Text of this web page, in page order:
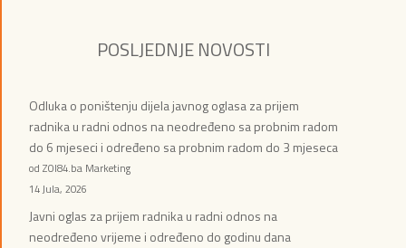
POSLJEDNJE NOVOSTI
Odluka o poništenju dijela javnog oglasa za prijem
radnika u radni odnos na neodređeno sa probnim radom
do 6 mjeseci i određeno sa probnim radom do 3 mjeseca
od ZOI84.ba Marketing
14 Jula, 2026
Javni oglas za prijem radnika u radni odnos na
neodređeno vrijeme i određeno do godinu dana